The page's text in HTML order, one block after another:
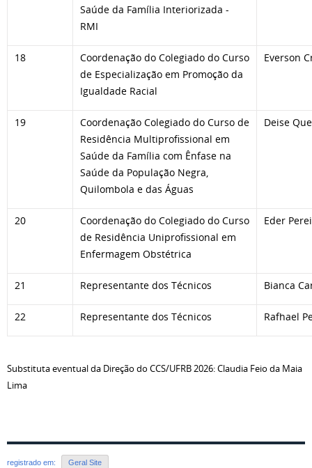
Saúde da Família Interiorizada -
RMI
18
Coordenação do Colegiado do Curso
de Especialização em Promoção da
Igualdade Racial
Everson
19
Coordenação Colegiado do Curso de
Residência Multiprofissional em
Saúde da Família com Ênfase na
Saúde da População Negra,
Quilombola e das Águas
Deise
20
Coordenação do Colegiado do Curso
de Residência Uniprofissional em
Enfermagem Obstétrica
Eder
21 Representante dos Técnicos Bianca
22 Representante dos Técnicos Rafhael
Substituta eventual da Direção do CCS/UFRB 2026: Claudia Feio da Maia
Lima
registrado em: Geral Site